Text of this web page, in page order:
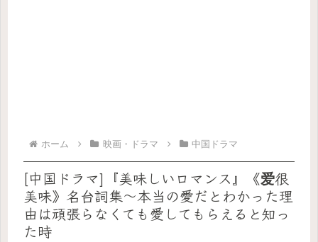
ホーム 映画・ドラマ 中国ドラマ
[中国ドラマ]『美味しいロマンス』《爱很
美味》名台詞集〜本当の愛だとわかった理
由は頑張らなくても愛してもらえると知っ
た時